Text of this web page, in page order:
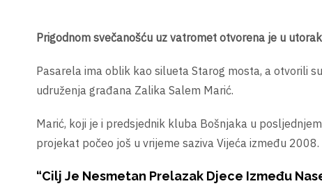
Prigodnom svečanošću uz vatromet otvorena je u
Pasarela ima oblik kao silueta Starog mosta, a otvorili
udruženja građana Zalika Salem Marić.
Marić, koji je i predsjednik kluba Bošnjaka u
projekat počeo još u vrijeme saziva Vijeća između 2008.
“Cilj Je Nesmetan Prelazak Djece Između